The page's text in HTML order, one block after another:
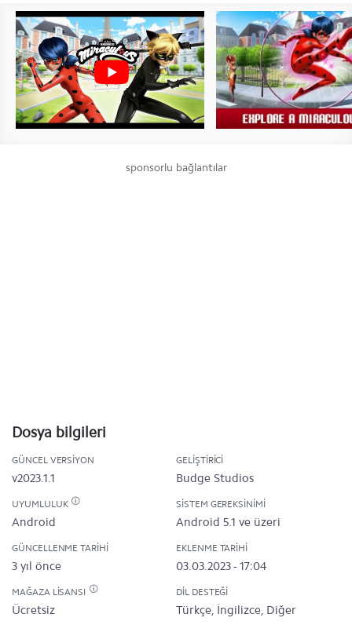
sponsorlu bağlantılar
Dosya bilgileri
GÜNCEL VERSIYON
v2023.1.1
GELIŞTIRICI
Budge Studios
UYUMLULUK
Android
SISTEM GEREKSINIMI
Android 5.1 ve üzeri
GÜNCELLENME TARIHI
3 yıl önce
EKLENME TARIHI
03.03.2023 - 17:04
MAĞAZA LISANSI
Ücretsiz
DIL DESTEĞI
Türkçe, İngilizce, Diğer